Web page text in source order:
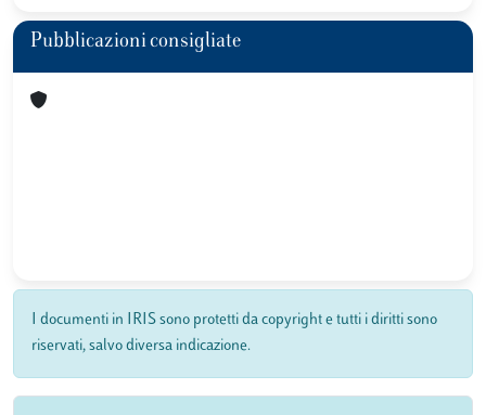
Pubblicazioni consigliate
I documenti in IRIS sono protetti da copyright e tutti i diritti sono
riservati, salvo diversa indicazione.